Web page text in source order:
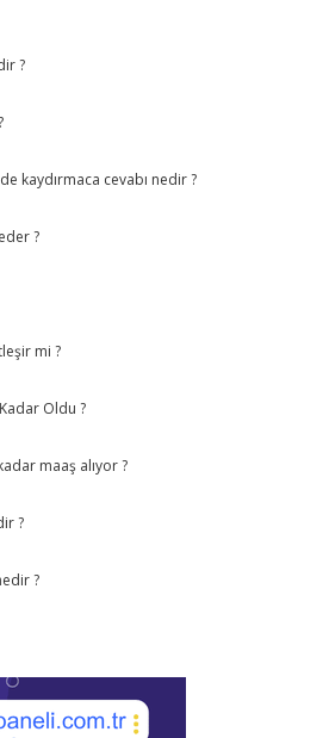
?
kaydırmaca cevabı nedir ?
?
mi ?
Oldu ?
maaş alıyor ?
?
?